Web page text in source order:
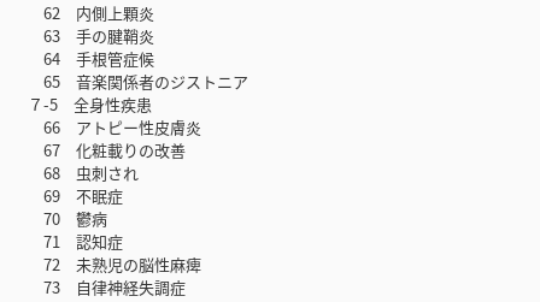
62 内側上顆炎
63 手の腱鞘炎
64 手根管症候
65 音楽関係者のジストニア
７-5 全身性疾患
66 アトピー性皮膚炎
67 化粧載りの改善
68 虫刺され
69 不眠症
70 鬱病
71 認知症
72 未熟児の脳性麻痺
73 自律神経失調症